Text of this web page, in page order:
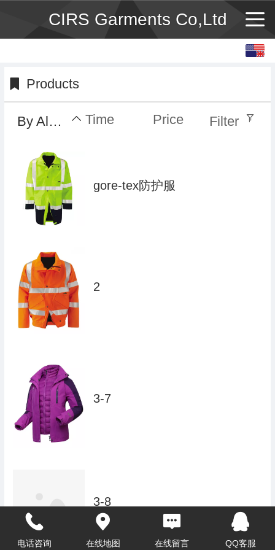
CIRS Garments Co,Ltd
Products
By Alphabet Time Price Filter
gore-tex防护服
2
3-7
3-8
电话咨询 在线地图 在线留言 QQ客服